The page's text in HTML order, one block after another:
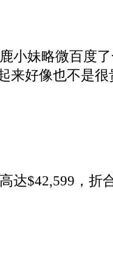
妹略微百度了
来好像也不是
$42,599，折